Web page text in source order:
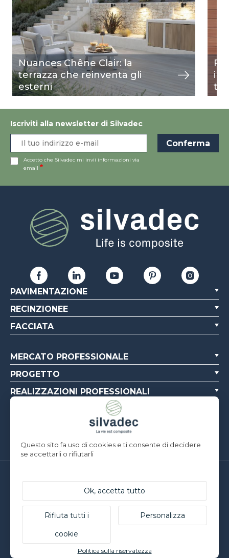
Nuances Chêne Clair: la
terrazza che reinventa gli
esterni
Iscriviti alla newsletter di Silvadec
Accetto che Silvadec mi invii informazioni via
email
PAVIMENTAZIONE
RECINZIONEE
FACCIATA
MERCATO PROFESSIONALE
PROGETTO
REALIZZAZIONI PROFESSIONALI
Silvadec France
Parc d’Activités de l’Estuaire
F-56190 ARZAL | T. +33 (0)2 97 450 900
Silvadec Deutschland
Ludwig-Erhard-Straße 3
D-84069 Schierling | T. +49 9451 9443 500
© Silvadec - Tutti i diritti riservati - Foto non contrattuali
Questo sito fa uso di cookies e ti consente di decidere
se accettarli o rifiutarli
Ok, accetta tutto
Rifiuta tutti i
cookie
Personalizza
Politica sulla riservatezza